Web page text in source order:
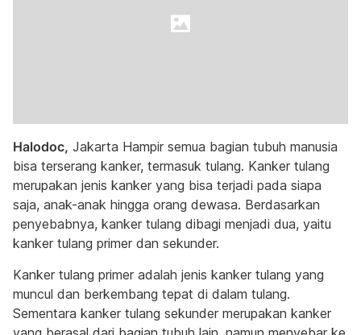
Halodoc, Jakarta Hampir semua bagian tubuh manusia
bisa terserang kanker, termasuk tulang. Kanker tulang
merupakan jenis kanker yang bisa terjadi pada siapa
saja, anak-anak hingga orang dewasa. Berdasarkan
penyebabnya, kanker tulang dibagi menjadi dua, yaitu
kanker tulang primer dan sekunder.
Kanker tulang primer adalah jenis kanker tulang yang
muncul dan berkembang tepat di dalam tulang.
Sementara kanker tulang sekunder merupakan kanker